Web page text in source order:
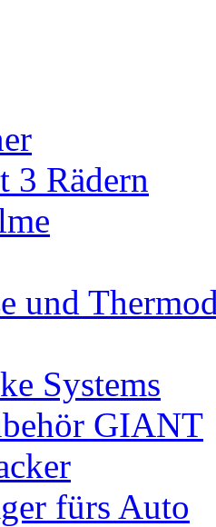
3 Rädern
und
Systems
GIANT
fürs Auto